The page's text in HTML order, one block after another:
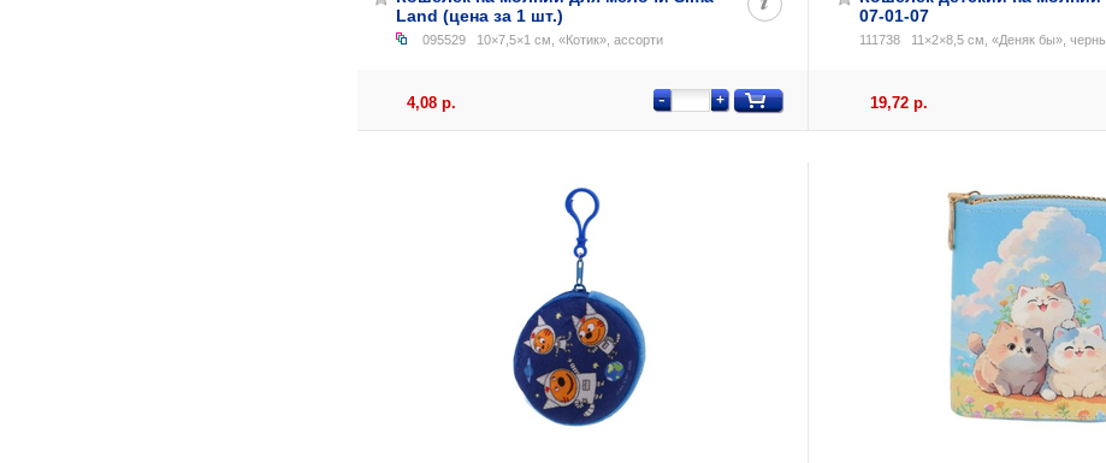
Land (цена за 1 шт.)
095529 10×7,5×1 см, «Котик», ассорти
07-01-07
111738 11×2×8,5 см, «Деняк бы»,
- +
4,08 р. 19,72 р.